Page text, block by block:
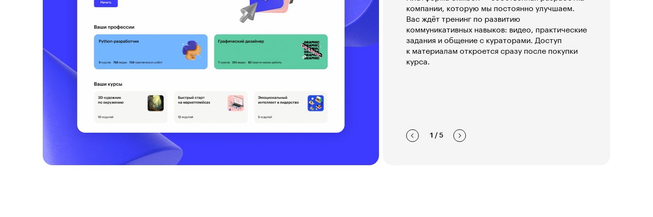
1 / 5
компании, которую мы постоянно улучшаем.
Вас ждёт тренинг по развитию
коммуникативных навыков: видео, практические
задания и общение с кураторами. Доступ
к материалам откроется сразу после покупки
курса.